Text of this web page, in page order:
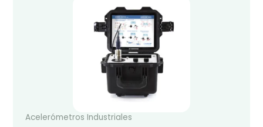
Acelerómetros Industriales